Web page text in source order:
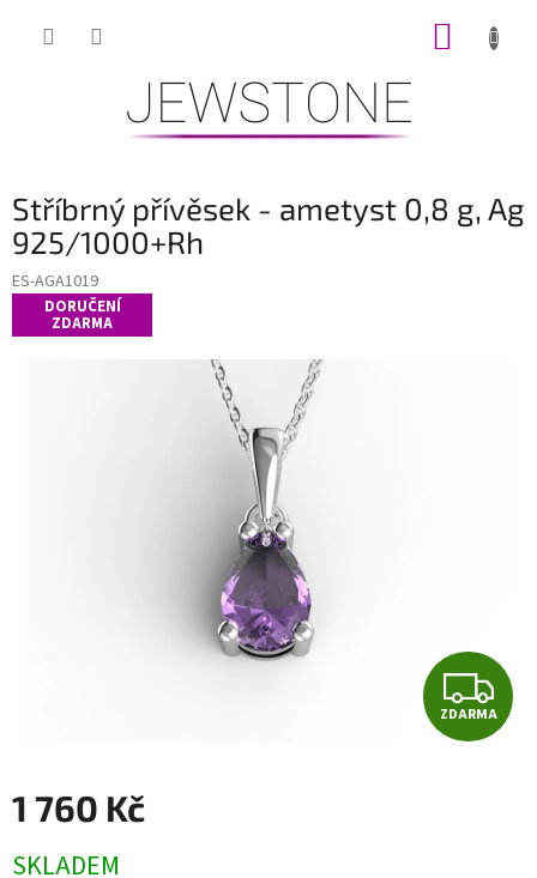
Stříbrný přívěsek - ametyst 0,8 g, Ag
925/1000+Rh
ES-AGA1019
DORUČENÍ
ZDARMA
Z
D
ZDARMA
1 760 Kč
cena:
SKLADEM